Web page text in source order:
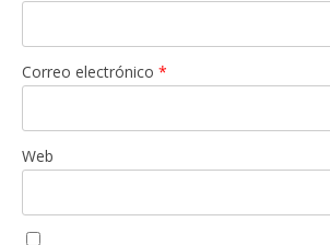
Correo electrónico *
Web